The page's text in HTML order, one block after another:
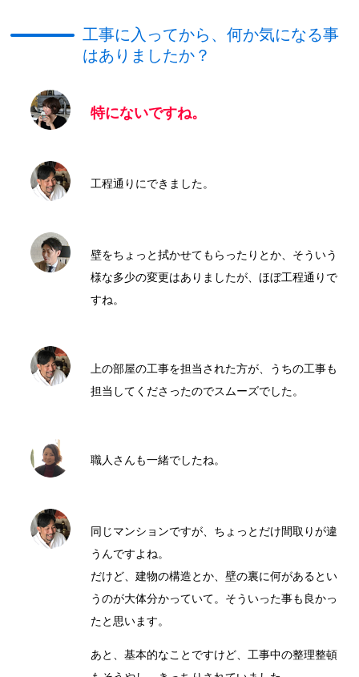
工事に入ってから、何か気になる事
はありましたか？
特にないですね。
工程通りにできました。
壁をちょっと拭かせてもらったりとか、そういう
様な多少の変更はありましたが、ほぼ工程通りで
すね。
上の部屋の工事を担当された方が、うちの工事も
担当してくださったのでスムーズでした。
職人さんも一緒でしたね。
同じマンションですが、ちょっとだけ間取りが違
うんですよね。
だけど、建物の構造とか、壁の裏に何があるとい
うのが大体分かっていて。そういった事も良かっ
たと思います。
あと、基本的なことですけど、工事中の整理整頓